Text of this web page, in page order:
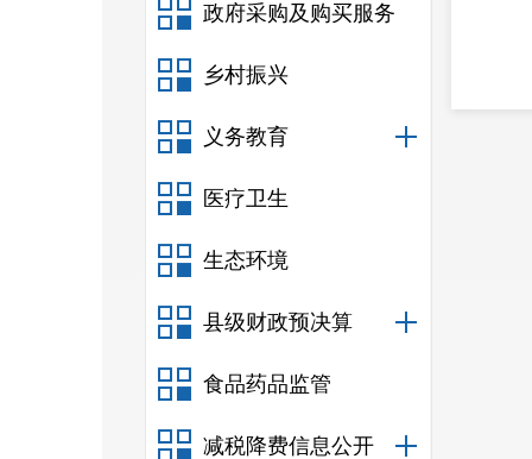
政府采购及购买服务
乡村振兴
义务教育
医疗卫生
生态环境
县级财政预决算
食品药品监管
减税降费信息公开